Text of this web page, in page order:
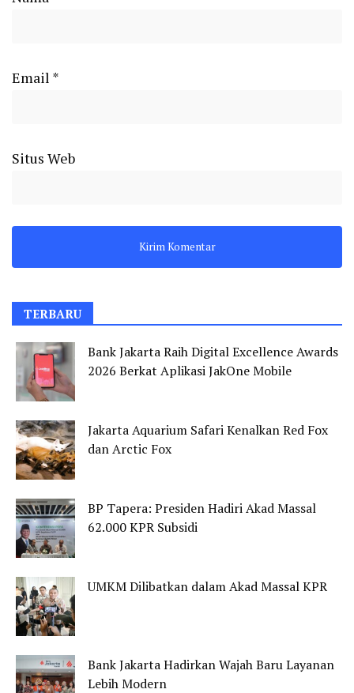
Email *
Situs Web
TERBARU
Bank Jakarta Raih Digital Excellence Awards
2026 Berkat Aplikasi JakOne Mobile
Jakarta Aquarium Safari Kenalkan Red Fox
dan Arctic Fox
BP Tapera: Presiden Hadiri Akad Massal
62.000 KPR Subsidi
UMKM Dilibatkan dalam Akad Massal KPR
Bank Jakarta Hadirkan Wajah Baru Layanan
Lebih Modern